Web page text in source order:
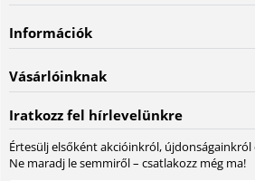
Információk
Vásárlóinknak
Iratkozz fel hírlevelünkre
Értesülj elsőként akcióinkról,
Ne maradj le semmiről – csatlakozz még ma!